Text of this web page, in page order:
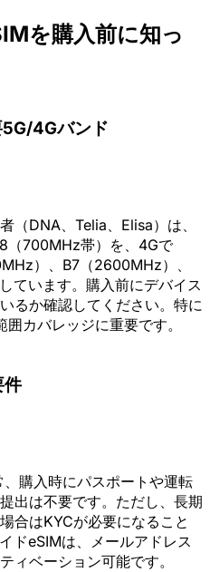
を購入前に知っ
4Gバンド
（DNA、Telia、Elisa）は、
（700MHz帯）を、4Gで
）、B7（2600MHz）、
ています。購入前にデバイス
るか確認してください。特に
カバレッジに重要です。
件
購入時にパスポートや運転
出は不要です。ただし、長期
合はKYCが必要になること
ドeSIMは、メールアドレス
ィベーション可能です。